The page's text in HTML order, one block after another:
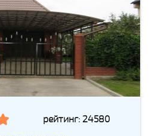
рейтинг: 24580